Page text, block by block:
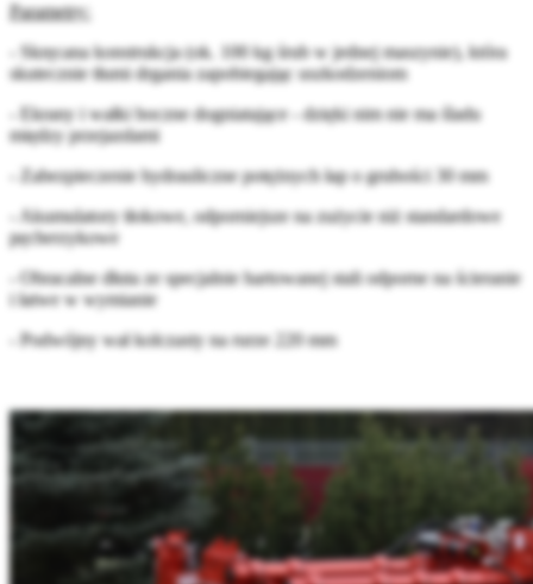
Parametry:
- Skręcana konstrukcja (ok. 100 kg śrub w jednej maszynie), która
skutecznie tłumi drgania zapobiegając uszkodzeniom
- Ekrany i wałki boczne dogniatające - dzięki nim nie ma śladu
między przejazdami
- Zabezpieczenie hydrauliczne potężnych łap o grubości 30 mm
- Akumulatory tłokowe, odporniejsze na zużycie niż standardowe
pęcherzykowe
- Obracalne dłuta ze specjalnie hartowanej stali odporne na ścieranie
i łatwe w wymianie
- Podwójny wał kolczasty na rurze 220 mm